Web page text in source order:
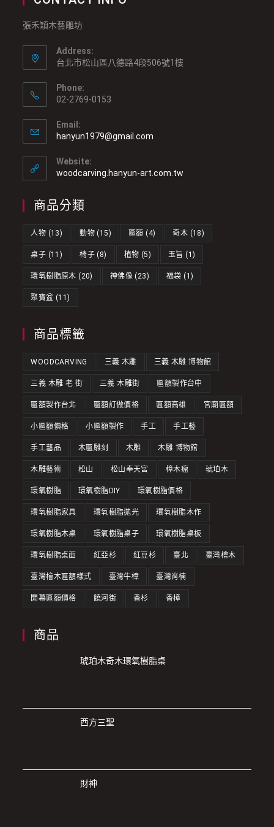
張禾穎木藝雕坊
Address:
台北市松山區八德路4段506號1樓
Phone:
02-2769-0153
Email:
hanyun1979@gmail.com
Website:
woodcarving.hanyun-art.com.tw
商品分類
人物 (13) 動物 (15) 匾額 (4) 奇木 (18)
桌子 (11) 椅子 (8) 植物 (5) 玉旨 (1)
環氧樹脂原木 (20) 神佛像 (23) 福袋 (1)
聚寶盆 (11)
商品標籤
WOODCARVING 三義 木雕 三義 木雕 博物館
三義 木雕 老 街 三義 木雕街 匾額製作台中
匾額製作台北 匾額訂做價格 匾額高雄 宮廟匾額
小匾額價格 小匾額製作 手工 手工藝
手工藝品 木匾雕刻 木雕 木雕 博物館
木雕藝術 松山 松山奉天宮 樟木瘤 琥珀木
環氧樹脂 環氧樹脂DIY 環氧樹脂價格
環氧樹脂家具 環氧樹脂拋光 環氧樹脂木作
環氧樹脂木桌 環氧樹脂桌子 環氧樹脂桌板
環氧樹脂桌面 紅亞杉 紅豆杉 臺北 臺灣檜木
臺灣檜木匾額樣式 臺灣牛樟 臺灣肖楠
開幕匾額價格 饒河街 香杉 香樟
商品
琥珀木奇木環氧樹脂桌
西方三聖
財神